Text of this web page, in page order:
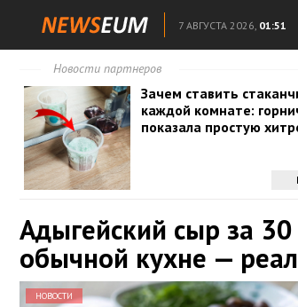
7 АВГУСТА 2026, 01:51
Новости партнеров
Зачем ставить
каждой комнате:
показала простую
Адыгейский сыр за
обычной кухне —
НОВОСТИ